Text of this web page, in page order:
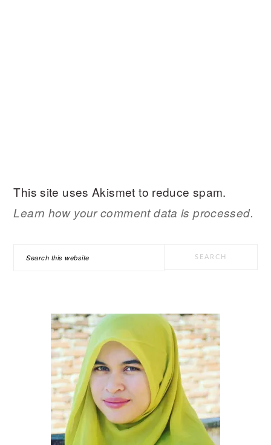
This site uses Akismet to reduce spam.
Learn how your comment data is processed.
Search